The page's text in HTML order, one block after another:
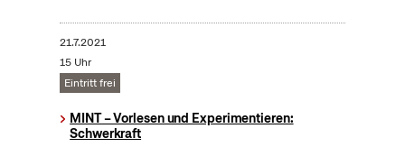
21.7.2021
15 Uhr
Eintritt frei
MINT – Vorlesen und Experimentieren:
Schwerkraft